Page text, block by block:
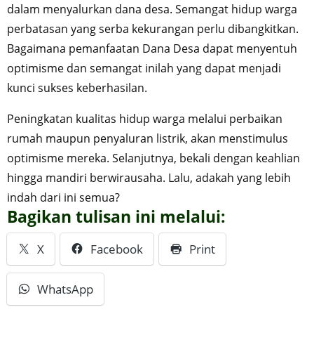
dalam menyalurkan dana desa. Semangat hidup warga
perbatasan yang serba kekurangan perlu dibangkitkan.
Bagaimana pemanfaatan Dana Desa dapat menyentuh
optimisme dan semangat inilah yang dapat menjadi
kunci sukses keberhasilan.
Peningkatan kualitas hidup warga melalui perbaikan
rumah maupun penyaluran listrik, akan menstimulus
optimisme mereka. Selanjutnya, bekali dengan keahlian
hingga mandiri berwirausaha. Lalu, adakah yang lebih
indah dari ini semua?
Bagikan tulisan ini melalui:
X Facebook Print
WhatsApp